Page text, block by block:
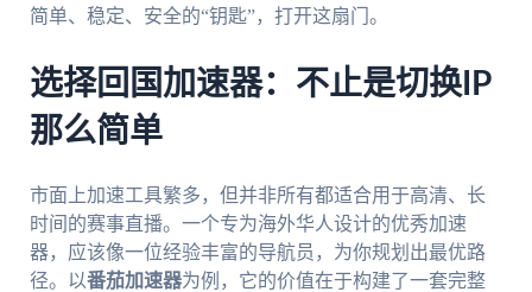
简单、稳定、安全的“钥匙”，打开这扇门。
选择回国加速器：不止是切换IP
那么简单
市面上加速工具繁多，但并非所有都适合用于高清、长
时间的赛事直播。一个专为海外华人设计的优秀加速
器，应该像一位经验丰富的导航员，为你规划出最优路
径。以番茄加速器为例，它的价值在于构建了一套完整